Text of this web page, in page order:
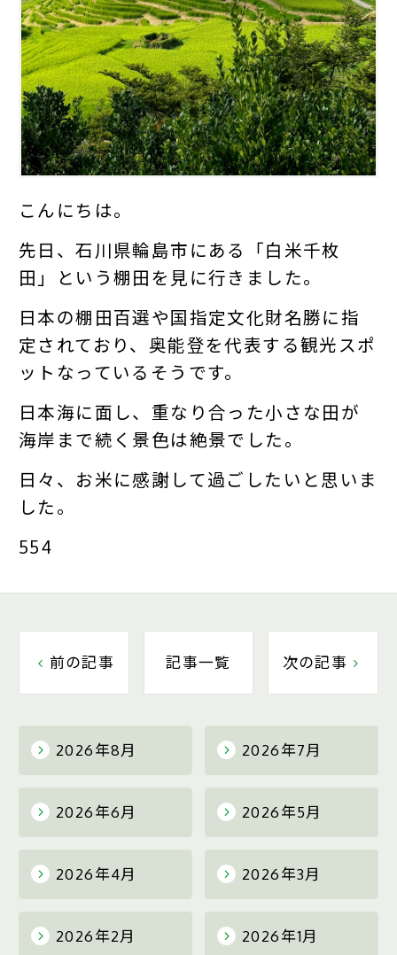
2026年8月 2026年7月
2026年6月 2026年5月
2026年4月 2026年3月
2026年2月 2026年1月
こんにちは。
先日、石川県輪島市にある「白米千枚
田」という棚田を見に行きました。
日本の棚田百選や国指定文化財名勝に指
定されており、奥能登を代表する観光スポ
ットなっているそうです。
日本海に面し、重なり合った小さな田が
海岸まで続く景色は絶景でした。
日々、お米に感謝して過ごしたいと思いま
した。
554
前の記事 記事一覧 次の記事